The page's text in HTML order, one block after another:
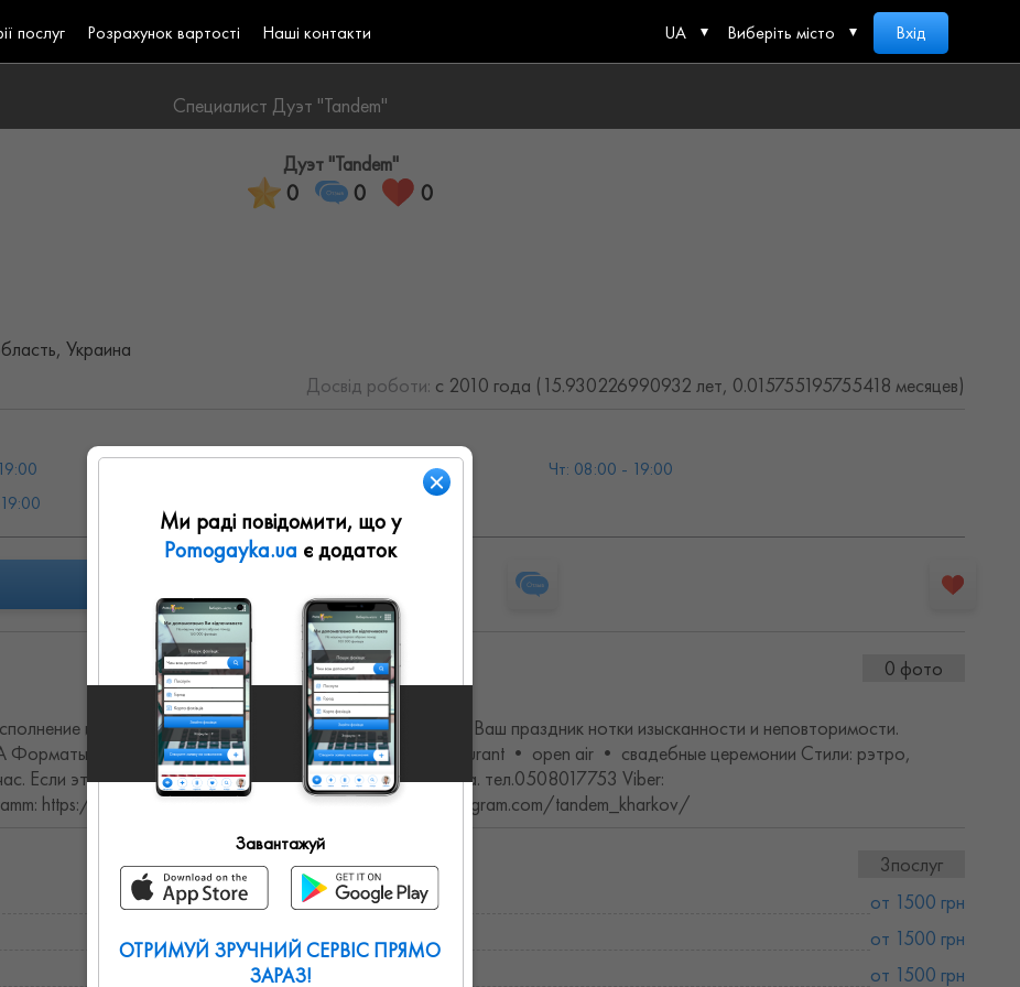
послуг Розрахунок вартості Наші контакти UA Виберіть місто Вхід
Специалист Дуэт "Tandem"
Дуэт "Tandem"
0 0 0
Украина
Досвід роботи: с 2010 года (15.930226990932 лет, 0.015755195755418 месяцев)
Чт: 08:00 - 19:00
0 фото
и грамотный подбор репертуара. Мы добавим в Ваш праздник нотки изысканности и неповторимости.
Форматы: • welcome • pre-party • lounge zone • restaurant • open air • свадебные церемонии Стили: рэтро,
Если это не большие залы, может быть своя аппаратура. тел.0508017753 Viber:
https://t.me/sheykomihail Instagramm: https://www.instagram.com/tandem_kharkov/
3послуг
от 1500 грн
от 1500 грн
от 1500 грн
Ми раді повідомити, що у
Pomogayka.ua є додаток
Завантажуй
ОТРИМУЙ ЗРУЧНИЙ СЕРВІС ПРЯМО
ЗАРАЗ!